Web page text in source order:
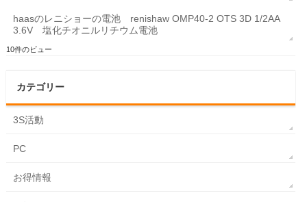
haasのレニショーの電池 renishaw OMP40-2 OTS 3D 1/2AA
3.6V 塩化チオニルリチウム電池
10件のビュー
カテゴリー
3S活動
PC
お得情報